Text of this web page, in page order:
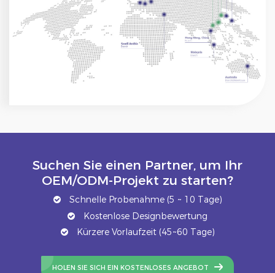
Suchen Sie einen Partner, um Ihr
OEM/ODM-Projekt zu starten?
Schnelle Probenahme (5 ~ 10 Tage)
Kostenlose Designbewertung
Kürzere Vorlaufzeit (45~60 Tage)
HOLEN SIE SICH EIN KOSTENLOSES ANGEBOT